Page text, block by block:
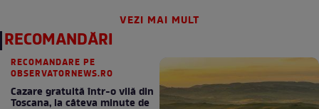
VEZI MAI MULT
RECOMANDĂRI
RECOMANDARE PE
OBSERVATORNEWS.RO
Cazare gratuită într-o vilă din
Toscana, la câteva minute de